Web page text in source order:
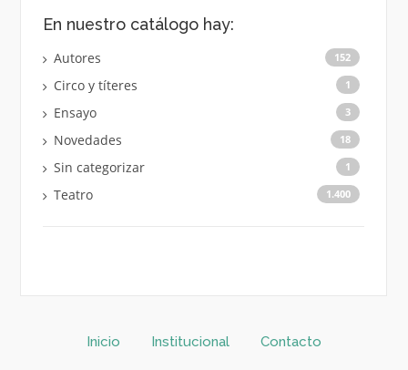
En nuestro catálogo hay:
Autores 152
Circo y títeres 1
Ensayo 3
Novedades 18
Sin categorizar 1
Teatro 1.400
Inicio Institucional Contacto